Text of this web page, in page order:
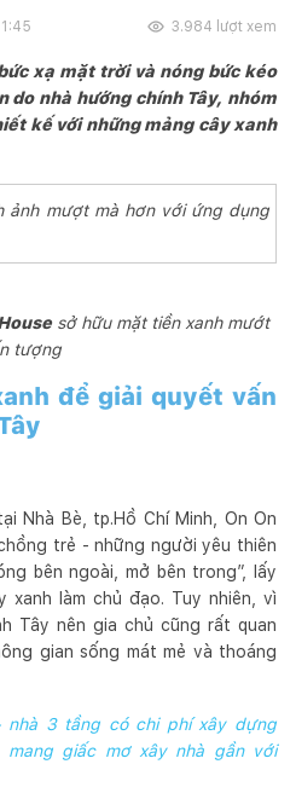
3.984 lượt xem
xạ mặt trời và nóng bức kéo
do nhà hướng chính Tây, nhóm
kế với những mảng cây xanh
ảnh mượt mà hơn với ứng dụng
sở hữu mặt tiền xanh mướt
tượng
để giải quyết vấn
Nhà Bè, tp.Hồ Chí Minh, On On
trẻ - những người yêu thiên
bên ngoài, mở bên trong”, lấy
xanh làm chủ đạo. Tuy nhiên, vì
Tây nên gia chủ cũng rất quan
gian sống mát mẻ và thoáng
nhà 3 tầng có chi phí xây dựng
giấc mơ xây nhà gần với